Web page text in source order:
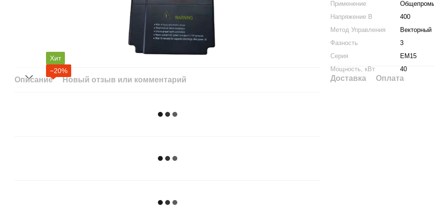
Хит
−20%
Описание Новый отзыв или комментарий
Применение
Напряжение В
400
Метод Управления
Векторный
Фазность
3
Серия
EM15
Мощность, кВт
40
Доставка Оплата